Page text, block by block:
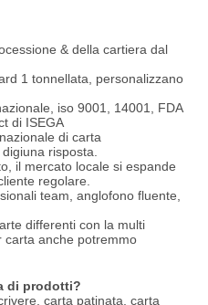
& della cartiera dal
1 tonnellata, personalizzano
iso 9001, 14001, FDA
di ISEGA
di carta
risposta.
il mercato locale si espande
regolare.
team, anglofono fluente,
differenti con la multi
carta anche potremmo
di prodotti?
carta patinata, carta